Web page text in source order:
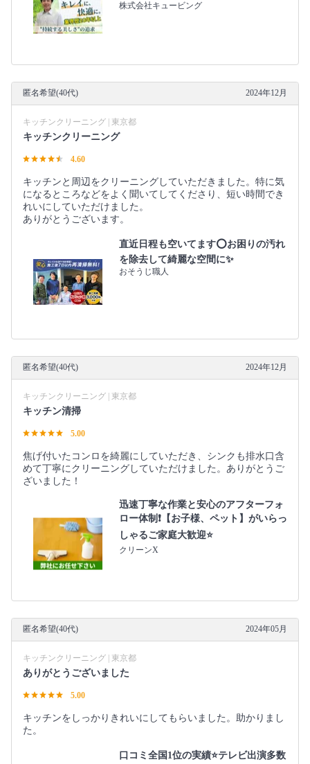
株式会社キュービング
匿名希望(40代) 2024年12月
キッチンクリーニング | 東京都
キッチンクリーニング
4.60
キッチンと周辺をクリーニングしていただきました。特に気
になるところなどをよく聞いてしてくださり、短い時間でき
れいにしていただけました。
ありがとうございます。
直近日程も空いてます⭕️お困りの汚れ
を除去して綺麗な空間に✨
おそうじ職人
匿名希望(40代) 2024年12月
キッチンクリーニング | 東京都
キッチン清掃
5.00
焦げ付いたコンロを綺麗にしていただき、シンクも排水口含
めて丁寧にクリーニングしていただけました。ありがとうご
ざいました！
迅速丁寧な作業と安心のアフターフォ
ロー体制❗️【お子様、ペット】がいらっ
しゃるご家庭大歓迎⭐️
クリーンX
匿名希望(40代) 2024年05月
キッチンクリーニング | 東京都
ありがとうございました
5.00
キッチンをしっかりきれいにしてもらいました。助かりまし
た。
口コミ全国1位の実績⭐テレビ出演多数